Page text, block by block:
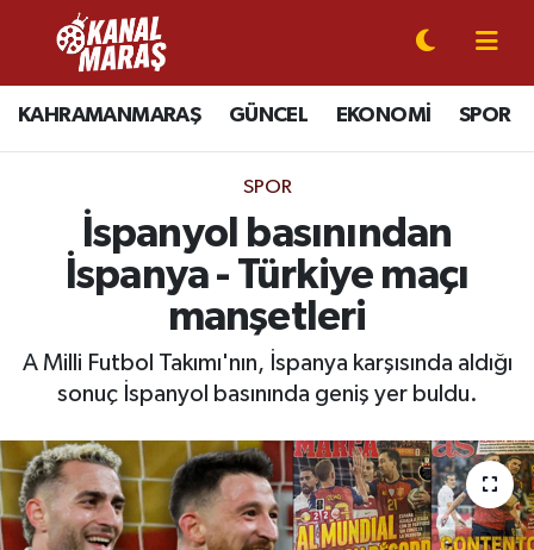
KAHRAMANMARAŞ GÜNCEL EKONOMİ SPOR
SPOR
İspanyol basınından
İspanya - Türkiye maçı
manşetleri
A Milli Futbol Takımı'nın, İspanya karşısında aldığı
sonuç İspanyol basınında geniş yer buldu.
CANLI YAYIN
KAHRAMANMARAŞ
GÜNCEL
SPOR
EKONOMİ
GÜNDEM
MAGAZİN
Kahramanmaraş Nöbetçi Eczaneler
Kahramanmaraş Hava Durumu
Kahramanmaraş Namaz Vakitleri
Kahramanmaraş Trafik Yoğunluk Haritası
Süper Lig Puan Durumu ve Fikstür
Tüm Manşetler
Son Dakika Haberleri
Haber Arşivi